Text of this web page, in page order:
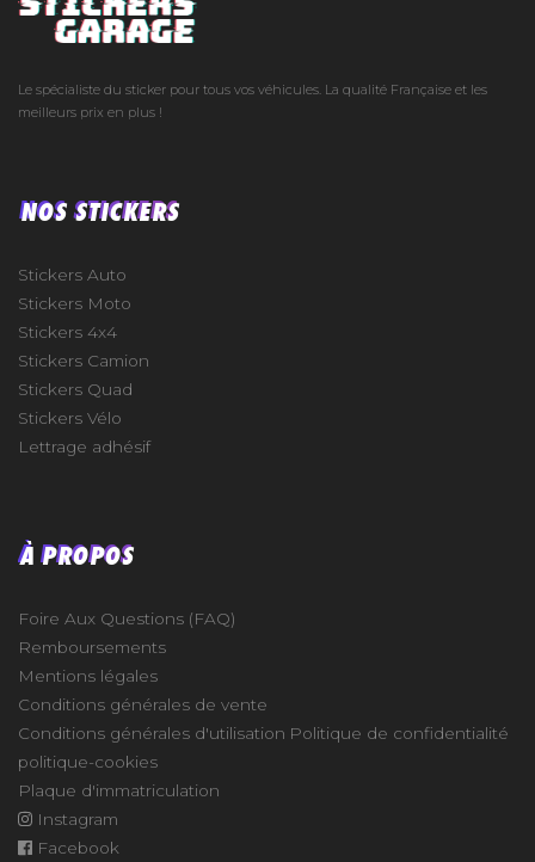
Le spécialiste du sticker pour tous vos véhicules. La qualité Française et les
meilleurs prix en plus !
NOS STICKERS
Stickers Auto
Stickers Moto
Stickers 4x4
Stickers Camion
Stickers Quad
Stickers Vélo
Lettrage adhésif
À PROPOS
Foire Aux Questions (FAQ)
Remboursements
Mentions légales
Conditions générales de vente
Conditions générales d'utilisation Politique de confidentialité
politique-cookies
Plaque d'immatriculation
Instagram
Facebook